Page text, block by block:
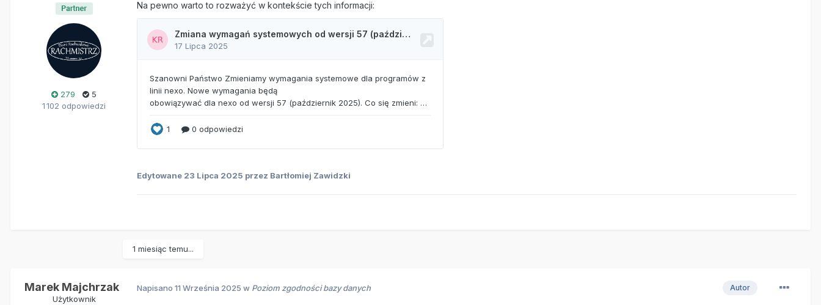
279
5
1 102 odpowiedzi
Na pewno warto to rozważyć w kontekście tych informacji:
Edytowane 23 Lipca 2025 przez Bartłomiej Zawidzki
1 miesiąc temu...
Marek Majchrzak
Użytkownik
Autor
Napisano 11 Września 2025 w Poziom zgodności bazy danych